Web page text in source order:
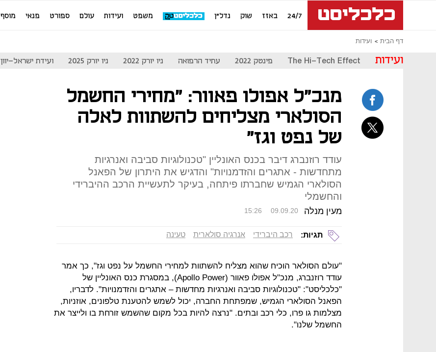
24/7 באזז שוק נדל"ן משפט ועידות עולם ספורט פנאי מוסף
דף הבית ועידות
ועידות The Hi-Tech Effect פינטק 2022 עתיד הרפואה ניו יורק 2022 ניו יורק 2025 ועידת ישראל-יוון
מנכ"ל אפולו פאוור: "מחירי החשמל
הסולארי מצליחים להשתוות לאלה
של נפט וגז"
עודד רוזנברג דיבר בכנס האונליין "טכנולוגיות סביבה ואנרגיות
מתחדשות - אתגרים והזדמנויות" והדגיש את היתרון של הפאנל
הסולארי הגמיש שחברתו פיתחה, בעיקר לתעשיית הרכב ההיברידי
והחשמלי
מעין מנלה 15:26 09.09.20
תגיות: רכב היברידי אנרגיה סולארית טעינה
"עולם הסולאר הוכיח שהוא מצליח להשתוות למחירי החשמל על נפט וגז", כך אמר
עודד רוזנברג, מנכ"ל אפולו פאוור (Apollo Power), במסגרת כנס האונליין של
"כלכליסט": "טכנולוגיות סביבה ואנרגיות מחדשות – אתגרים והזדמנויות". לדבריו,
הפאנל הסולארי הגמיש, שמפתחת החברה, יכול לשמש להטענת טלפונים, אוזניות,
מצלמות גו פרו, כלי רכב ובתים. "נרצה להיות בכל מקום שהשמש זורחת בו ולייצר את
החשמל שלנו".